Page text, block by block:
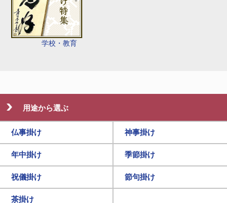
学校・教育
用途から選ぶ
仏事掛け 神事掛け
年中掛け 季節掛け
祝儀掛け 節句掛け
茶掛け